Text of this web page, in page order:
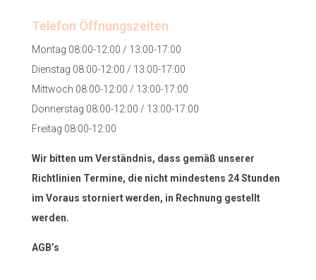
Telefon Öffnungszeiten
Montag 08:00-12:00 / 13:00-17:00
Dienstag 08:00-12:00 / 13:00-17:00
Mittwoch 08:00-12:00 / 13:00-17:00
Donnerstag 08:00-12:00 / 13:00-17:00
Freitag 08:00-12:00
Wir bitten um Verständnis, dass gemäß unserer
Richtlinien Termine, die nicht mindestens 24 Stunden
im Voraus storniert werden, in Rechnung gestellt
werden.
AGB’s